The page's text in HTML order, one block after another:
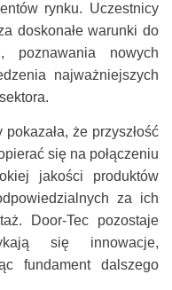
rynku. Uczestnicy
doskonałe warunki do
poznawania nowych
najważniejszych
że przyszłość
się na połączeniu
jakości produktów
za ich
Door-Tec pozostaje
się innowacje,
fundament dalszego